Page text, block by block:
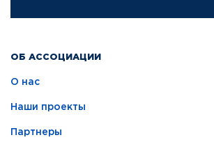
ОБ АССОЦИАЦИИ
О нас
Наши проекты
Партнеры